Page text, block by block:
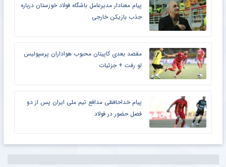
پیام معنادار مدیرعامل باشگاه فولاد خوزستان درباره
جذب بازیکن خارجی
مقصد بعدی کاپیتان محبوب هواداران پرسپولیس
لو رفت + جزئیات
پیام خداحافظی مدافع تیم ملی ایران پس از دو
فصل حضور در فولاد